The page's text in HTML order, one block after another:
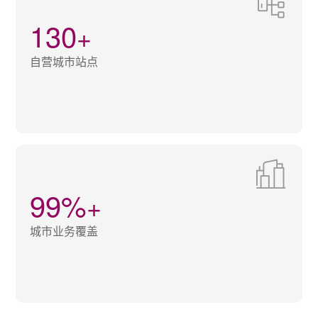
130+
自营城市站点
99%+
城市业务覆盖